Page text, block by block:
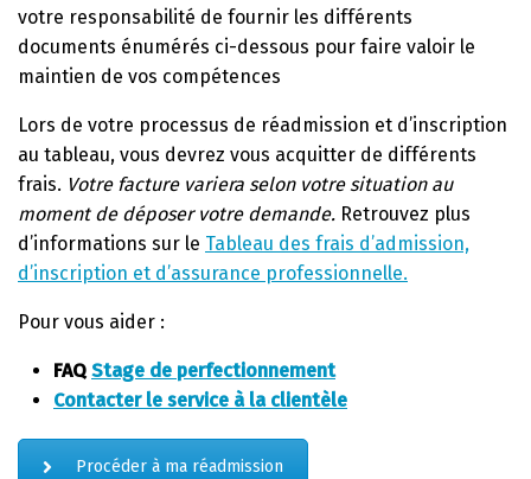
votre responsabilité de fournir les différents
documents énumérés ci-dessous pour faire valoir le
maintien de vos compétences
Lors de votre processus de réadmission et d’inscription
au tableau, vous devrez vous acquitter de différents
frais. Votre facture variera selon votre situation au
moment de déposer votre demande. Retrouvez plus
d’informations sur le Tableau des frais d’admission,
d’inscription et d’assurance professionnelle.
Pour vous aider :
FAQStage de perfectionnement
Contacter le service à la clientèle
Procéder à ma réadmission